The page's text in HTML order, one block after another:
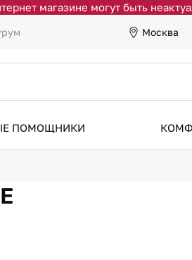
магазине могут быть
Москва
ПОМОЩНИКИ